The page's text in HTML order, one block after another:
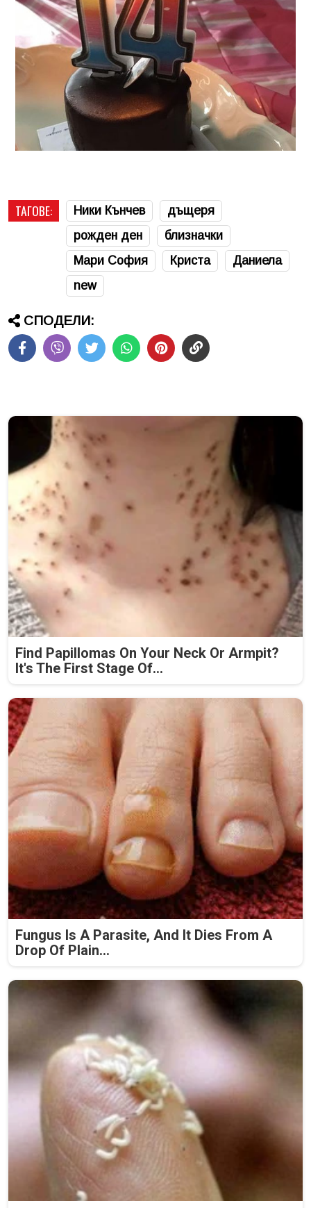
ТАГОВЕ: Ники Кънчев
дъщеря
рожден ден
близначки
Мари София
Криста
Даниела
new
СПОДЕЛИ:
Find Papillomas On Your Neck Or Armpit?
It's The First Stage Of...
Fungus Is A Parasite, And It Dies From A
Drop Of Plain...